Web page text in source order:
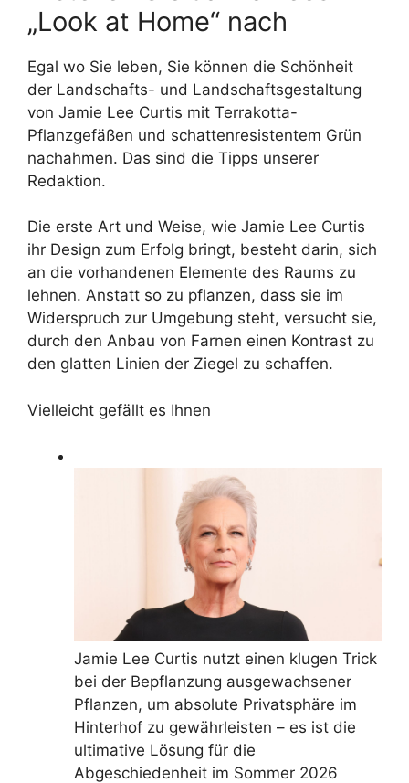
„Look at Home“ nach
Egal wo Sie leben, Sie können die Schönheit
der Landschafts- und Landschaftsgestaltung
von Jamie Lee Curtis mit Terrakotta-
Pflanzgefäßen und schattenresistentem Grün
nachahmen. Das sind die Tipps unserer
Redaktion.
Die erste Art und Weise, wie Jamie Lee Curtis
ihr Design zum Erfolg bringt, besteht darin, sich
an die vorhandenen Elemente des Raums zu
lehnen. Anstatt so zu pflanzen, dass sie im
Widerspruch zur Umgebung steht, versucht sie,
durch den Anbau von Farnen einen Kontrast zu
den glatten Linien der Ziegel zu schaffen.
Vielleicht gefällt es Ihnen
Jamie Lee Curtis nutzt einen klugen Trick
bei der Bepflanzung ausgewachsener
Pflanzen, um absolute Privatsphäre im
Hinterhof zu gewährleisten – es ist die
ultimative Lösung für die
Abgeschiedenheit im Sommer 2026